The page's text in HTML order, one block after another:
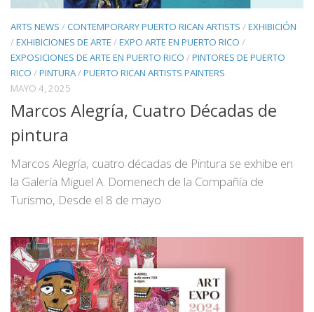
ARTS NEWS /CONTEMPORARY PUERTO RICAN ARTISTS /EXHIBICIÓN
/EXHIBICIONES DE ARTE /EXPO ARTE EN PUERTO RICO /
EXPOSICIONES DE ARTE EN PUERTO RICO /PINTORES DE PUERTO
RICO /PINTURA/PUERTO RICAN ARTISTS PAINTERS
MAYO 4, 2025
Marcos Alegría, Cuatro Décadas de
pintura
Marcos Alegría, cuatro décadas de Pintura se exhibe en
la Galería Miguel A. Domenech de la Compañía de
Turismo, Desde el 8 de mayo